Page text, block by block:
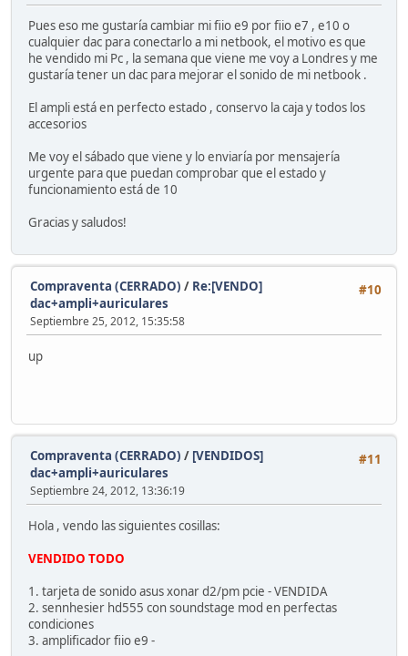
Pues eso me gustaría cambiar mi fiio e9 por fiio e7 , e10 o
cualquier dac para conectarlo a mi netbook, el motivo es que
he vendido mi Pc , la semana que viene me voy a Londres y me
gustaría tener un dac para mejorar el sonido de mi netbook .
El ampli está en perfecto estado , conservo la caja y todos los
accesorios
Me voy el sábado que viene y lo enviaría por mensajería
urgente para que puedan comprobar que el estado y
funcionamiento está de 10
Gracias y saludos!
#10
Compraventa (CERRADO) / Re:[VENDO]
dac+ampli+auriculares
Septiembre 25, 2012, 15:35:58
up
#11
Compraventa (CERRADO) / [VENDIDOS]
dac+ampli+auriculares
Septiembre 24, 2012, 13:36:19
Hola , vendo las siguientes cosillas:
VENDIDO TODO
1. tarjeta de sonido asus xonar d2/pm pcie - VENDIDA
2. sennhesier hd555 con soundstage mod en perfectas
condiciones
3. amplificador fiio e9 -